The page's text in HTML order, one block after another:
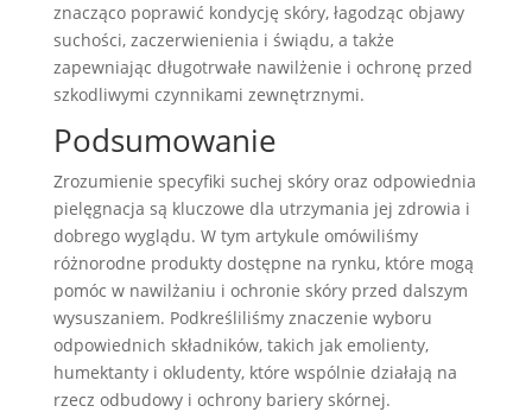
znacząco poprawić kondycję skóry, łagodząc objawy
suchości, zaczerwienienia i świądu, a także
zapewniając długotrwałe nawilżenie i ochronę przed
szkodliwymi czynnikami zewnętrznymi.
Podsumowanie
Zrozumienie specyfiki suchej skóry oraz odpowiednia
pielęgnacja są kluczowe dla utrzymania jej zdrowia i
dobrego wyglądu. W tym artykule omówiliśmy
różnorodne produkty dostępne na rynku, które mogą
pomóc w nawilżaniu i ochronie skóry przed dalszym
wysuszaniem. Podkreśliliśmy znaczenie wyboru
odpowiednich składników, takich jak emolienty,
humektanty i okludenty, które wspólnie działają na
rzecz odbudowy i ochrony bariery skórnej.